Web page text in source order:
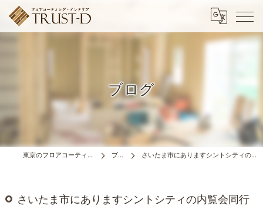
ブログ
東京のフロアコーティングはTRUST-D ブログ さいたま市にありますシントシティの内覧会同行サービスです
さいたま市にありますシントシティの内覧会同行